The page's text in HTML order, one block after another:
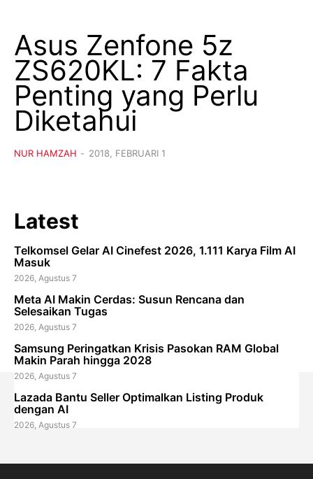
Asus Zenfone 5z
ZS620KL: 7 Fakta
Penting yang Perlu
Diketahui
NUR HAMZAH - 2018, FEBRUARI 1
Latest
Telkomsel Gelar AI Cinefest 2026, 1.111 Karya Film AI
Masuk
2026, Agustus 7
Meta AI Makin Cerdas: Susun Rencana dan
Selesaikan Tugas
2026, Agustus 7
Samsung Peringatkan Krisis Pasokan RAM Global
Makin Parah hingga 2028
2026, Agustus 7
Lazada Bantu Seller Optimalkan Listing Produk
dengan AI
2026, Agustus 7